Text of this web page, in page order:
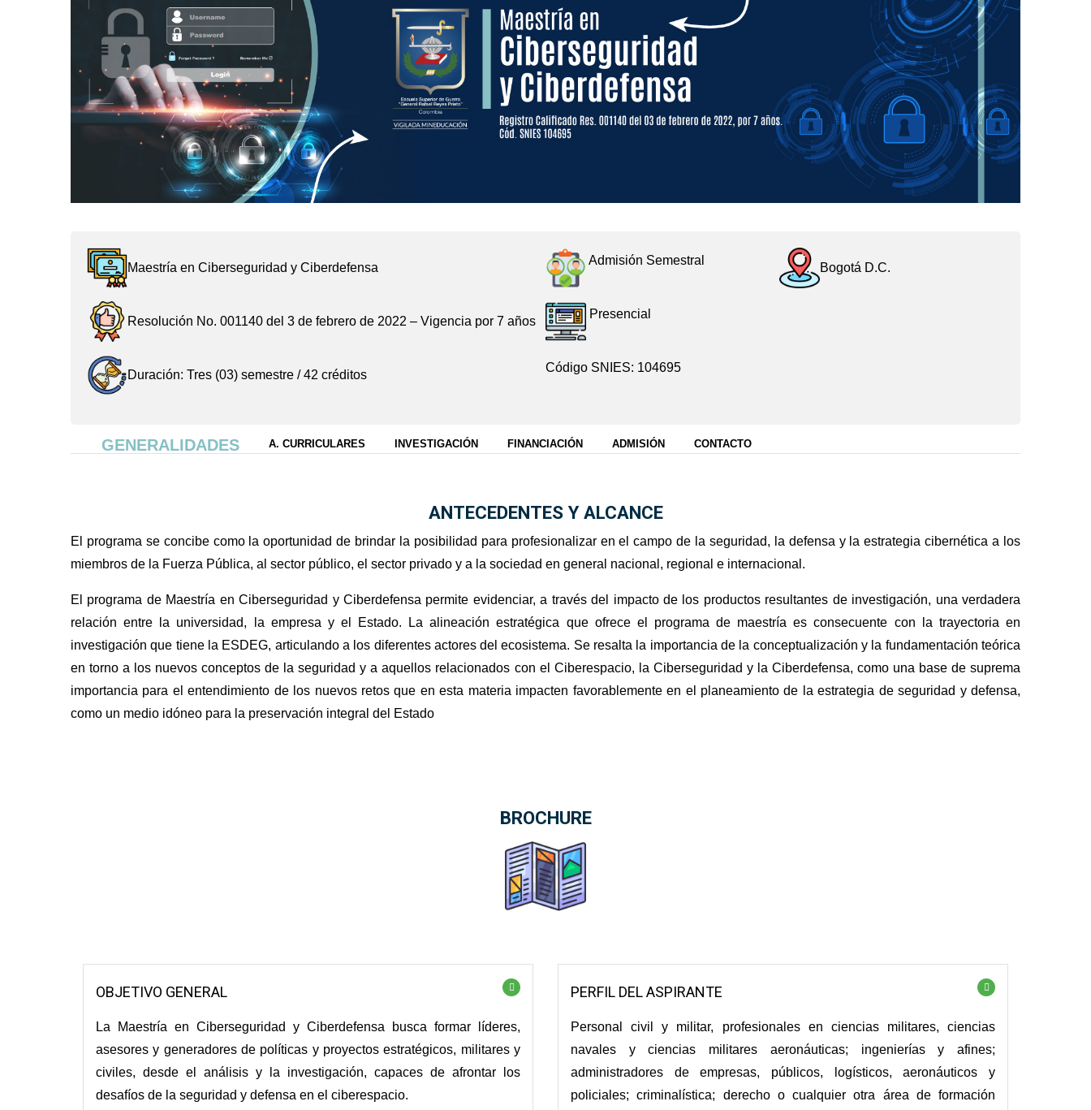
Maestría en Ciberseguridad y Ciberdefensa
Resolución No. 001140 del 3 de febrero de 2022 – Vigencia por 7 años
Duración: Tres (03) semestre / 42 créditos
Admisión Semestral
Presencial
Código SNIES: 104695
Bogotá D.C.
GENERALIDADES A. CURRICULARES INVESTIGACIÓN FINANCIACIÓN ADMISIÓN CONTACTO
ANTECEDENTES Y ALCANCE
El programa se concibe como la oportunidad de brindar la posibilidad para profesionalizar en el campo de la seguridad, la defensa y la estrategia cibernética a los
miembros de la Fuerza Pública, al sector público, el sector privado y a la sociedad en general nacional, regional e internacional.
El programa de Maestría en Ciberseguridad y Ciberdefensa permite evidenciar, a través del impacto de los productos resultantes de investigación, una verdadera
relación entre la universidad, la empresa y el Estado. La alineación estratégica que ofrece el programa de maestría es consecuente con la trayectoria en
investigación que tiene la ESDEG, articulando a los diferentes actores del ecosistema. Se resalta la importancia de la conceptualización y la fundamentación teórica
en torno a los nuevos conceptos de la seguridad y a aquellos relacionados con el Ciberespacio, la Ciberseguridad y la Ciberdefensa, como una base de suprema
importancia para el entendimiento de los nuevos retos que en esta materia impacten favorablemente en el planeamiento de la estrategia de seguridad y defensa,
como un medio idóneo para la preservación integral del Estado
BROCHURE
OBJETIVO GENERAL
La Maestría en Ciberseguridad y Ciberdefensa busca formar líderes,
asesores y generadores de políticas y proyectos estratégicos, militares y
civiles, desde el análisis y la investigación, capaces de afrontar los
desafíos de la seguridad y defensa en el ciberespacio.
PERFIL DEL ASPIRANTE
Personal civil y militar, profesionales en ciencias militares, ciencias
navales y ciencias militares aeronáuticas; ingenierías y afines;
administradores de empresas, públicos, logísticos, aeronáuticos y
policiales; criminalística; derecho o cualquier otra área de formación